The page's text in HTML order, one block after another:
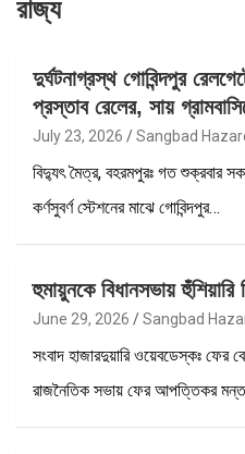
রাজ্য
দুর্ঘটনাগ্রস্থ গোবিন্দপুর
প্রস্তাব রেলের, সায়
July 23, 2026 Sangbad
বিদ্যুৎ মৈত্র, বহরমপুরঃ গত শুক্রবার
কর্ণসুবর্ণ স্টেশনের মাঝে গোবিন্দপুর…
হুমায়ুনকে বিধানসভায় হুঁশিয়ারি
June 29, 2026 Sangbad
সংবাদ হাজারদুয়ারি ওয়েবডেস্কঃ ফের
রাজনৈতিক সভায় ফের আপত্তিকর